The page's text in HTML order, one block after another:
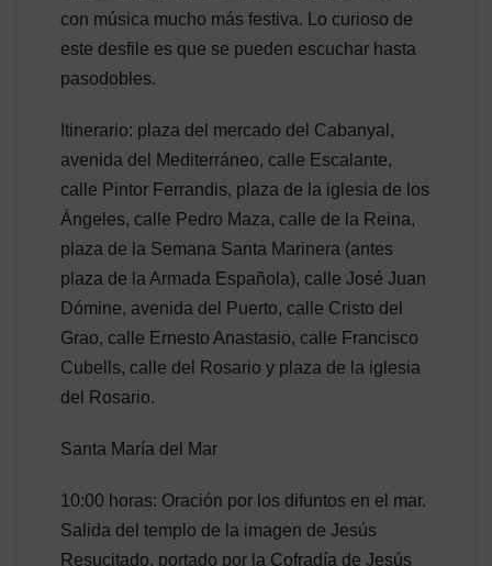
con música mucho más festiva. Lo curioso de
este desfile es que se pueden escuchar hasta
pasodobles.
Itinerario: plaza del mercado del Cabanyal,
avenida del Mediterráneo, calle Escalante,
calle Pintor Ferrandis, plaza de la iglesia de los
Ángeles, calle Pedro Maza, calle de la Reina,
plaza de la Semana Santa Marinera (antes
plaza de la Armada Española), calle José Juan
Dómine, avenida del Puerto, calle Cristo del
Grao, calle Ernesto Anastasio, calle Francisco
Cubells, calle del Rosario y plaza de la iglesia
del Rosario.
Santa María del Mar
10:00 horas: Oración por los difuntos en el mar.
Salida del templo de la imagen de Jesús
Resucitado, portado por la Cofradía de Jesús